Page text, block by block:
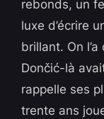
rebonds, un
luxe d’écrire
brillant. On
Dončić-là
rappelle ses
trente ans